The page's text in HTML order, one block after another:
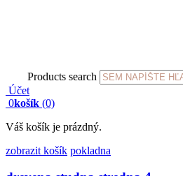
Products search
Účet
0košík (0)
Váš košík je prázdný.
zobrazit košík pokladna